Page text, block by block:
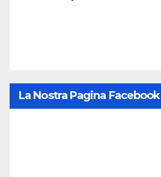
La Nostra Pagina Facebook